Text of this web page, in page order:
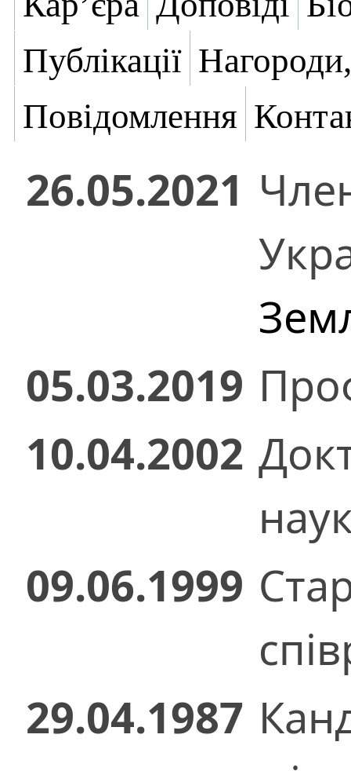
Публікації
Повідомлення
26.05.2021
05.03.2019
10.04.2002
09.06.1999
29.04.1987